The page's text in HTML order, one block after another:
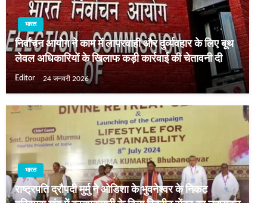
भारत
निर्वाचन आयोग ने काम में लापरवाही और दुर्व्यवहार के लिए बूथ
लेवल अधिकारियों के खिलाफ कड़ी कार्रवाई की चेतावनी दी
Editor 24 जनवरी 2026
भारत
राष्ट्रपति द्रौपदी मुर्मु ने ओडिशा के भुवनेश्वर के निकट